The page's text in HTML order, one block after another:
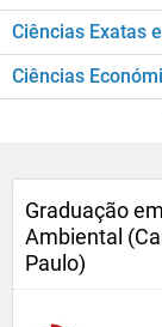
Ciências Exatas
Ciências
Graduação
Ambiental
Paulo)